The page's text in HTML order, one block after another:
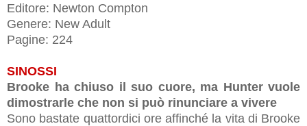
Editore: Newton Compton
Genere: New Adult
Pagine: 224
SINOSSI
Brooke ha chiuso il suo cuore, ma Hunter vuole
dimostrarle che non si può rinunciare a vivere
Sono bastate quattordici ore affinché la vita di Brooke